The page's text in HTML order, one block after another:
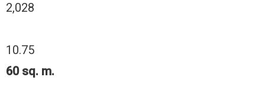
2,028
10.75
60 sq. m.